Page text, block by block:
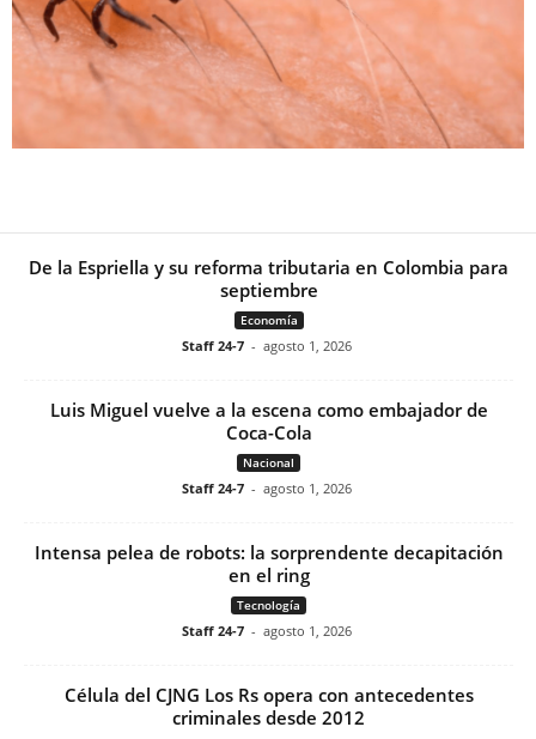
De la Espriella y su reforma tributaria en Colombia para
septiembre
Economía
Staff 24-7 - agosto 1, 2026
Luis Miguel vuelve a la escena como embajador de
Coca-Cola
Nacional
Staff 24-7 - agosto 1, 2026
Intensa pelea de robots: la sorprendente decapitación
en el ring
Tecnología
Staff 24-7 - agosto 1, 2026
Célula del CJNG Los Rs opera con antecedentes
criminales desde 2012